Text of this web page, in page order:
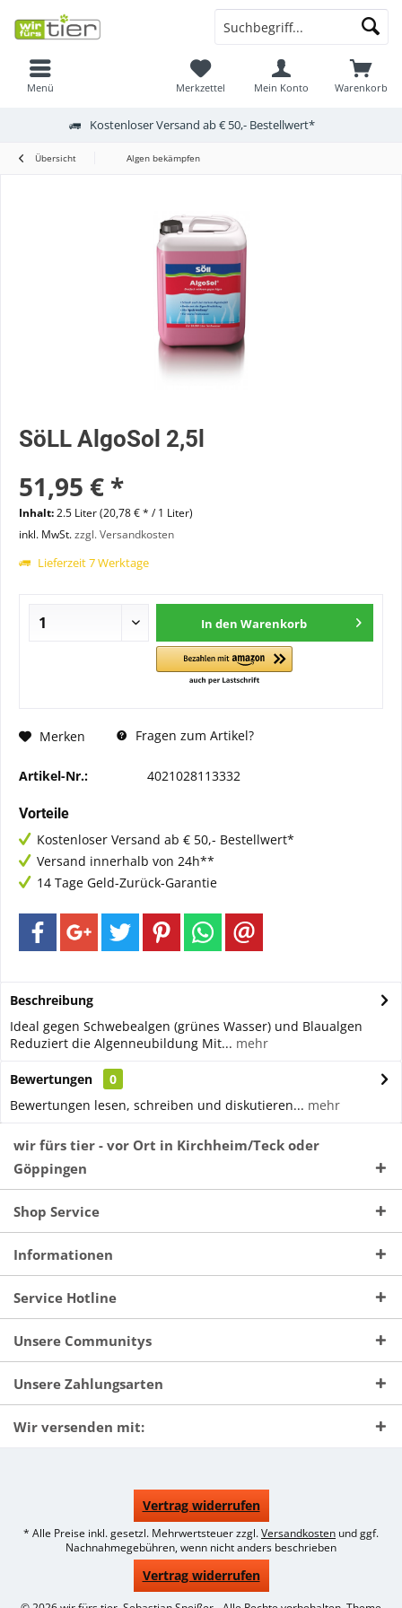
Menü Warenkorb
Merkzettel Mein Konto
Kostenloser Versand ab € 50,- Bestellwert*
Übersicht Algen bekämpfen
SöLL AlgoSol 2,5l
51,95 € *
Inhalt:2.5 Liter (20,78 € * / 1 Liter)
inkl. MwSt.zzgl. Versandkosten
Lieferzeit 7 Werktage
In den Warenkorb
Merken Fragen zum Artikel?
Artikel-Nr.: 4021028113332
Vorteile
Kostenloser Versand ab € 50,- Bestellwert*
Versand innerhalb von 24h**
14 Tage Geld-Zurück-Garantie
Beschreibung
Ideal gegen Schwebealgen (grünes Wasser) und Blaualgen
Reduziert die Algenneubildung Mit... mehr
Bewertungen
0
Bewertungen lesen, schreiben und diskutieren... mehr
wir fürs tier - vor Ort in Kirchheim/Teck oder
Göppingen
Shop Service
Informationen
Service Hotline
Unsere Communitys
Unsere Zahlungsarten
Wir versenden mit:
Vertrag widerrufen
* Alle Preise inkl. gesetzl. Mehrwertsteuer zzgl.Versandkosten und ggf.
Nachnahmegebühren, wenn nicht anders beschrieben
Vertrag widerrufen